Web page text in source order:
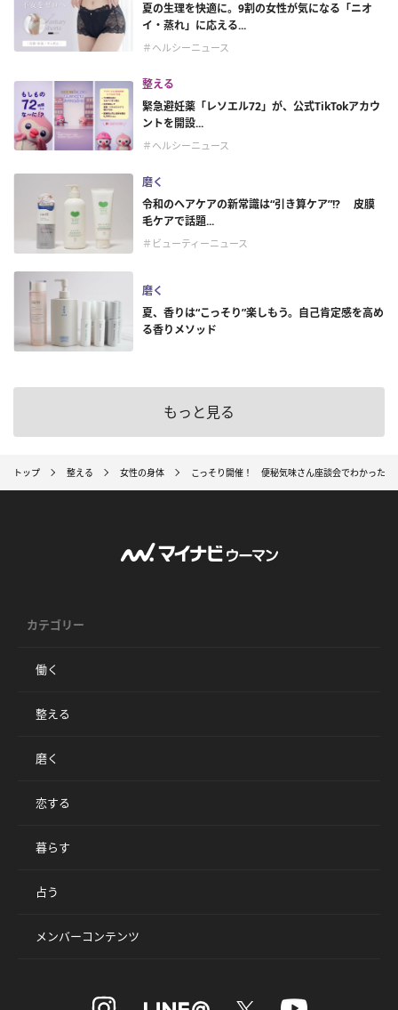
夏の生理を快適に。9割の女性が気になる「ニオ
イ・蒸れ」に応える...
＃ヘルシーニュース
整える
緊急避妊薬「レソエル72」が、公式TikTokアカウ
ントを開設...
＃ヘルシーニュース
磨く
令和のヘアケアの新常識は“引き算ケア”!? 皮膜
毛ケアで話題...
＃ビューティーニュース
磨く
夏、香りは“こっそり”楽しもう。自己肯定感を高め
る香りメソッド
もっと見る
トップ 整える 女性の身体 こっそり開催！ 便秘気味さん座談会でわかった、
カテゴリー
働く
整える
磨く
恋する
暮らす
占う
メンバーコンテンツ